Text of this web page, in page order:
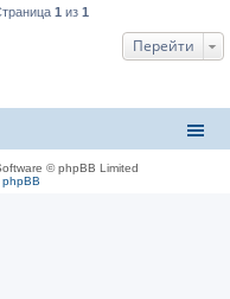
1 из 1
Перейти
© phpBB Limited
phpBB